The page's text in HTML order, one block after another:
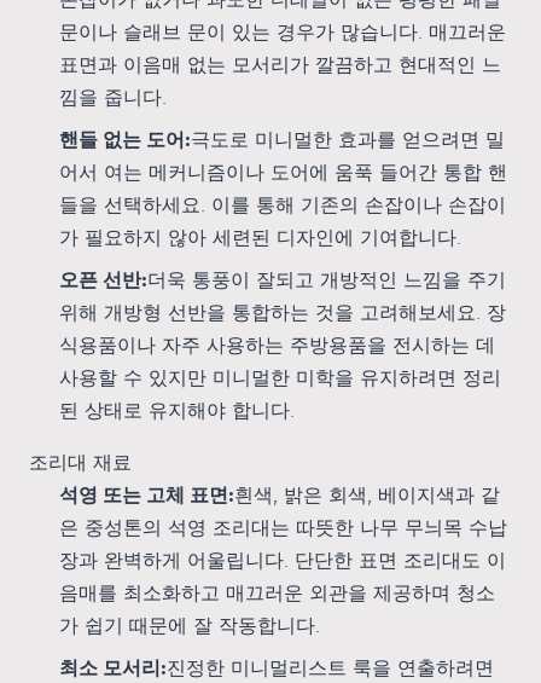
문이나 슬래브 문이 있는 경우가 많습니다. 매끄러운
표면과 이음매 없는 모서리가 깔끔하고 현대적인 느
낌을 줍니다.
핸들 없는 도어:극도로 미니멀한 효과를 얻으려면 밀
어서 여는 메커니즘이나 도어에 움푹 들어간 통합 핸
들을 선택하세요. 이를 통해 기존의 손잡이나 손잡이
가 필요하지 않아 세련된 디자인에 기여합니다.
오픈 선반:더욱 통풍이 잘되고 개방적인 느낌을 주기
위해 개방형 선반을 통합하는 것을 고려해보세요. 장
식용품이나 자주 사용하는 주방용품을 전시하는 데
사용할 수 있지만 미니멀한 미학을 유지하려면 정리
된 상태로 유지해야 합니다.
조리대 재료
석영 또는 고체 표면:흰색, 밝은 회색, 베이지색과 같
은 중성톤의 석영 조리대는 따뜻한 나무 무늬목 수납
장과 완벽하게 어울립니다. 단단한 표면 조리대도 이
음매를 최소화하고 매끄러운 외관을 제공하며 청소
가 쉽기 때문에 잘 작동합니다.
최소 모서리:진정한 미니멀리스트 룩을 연출하려면